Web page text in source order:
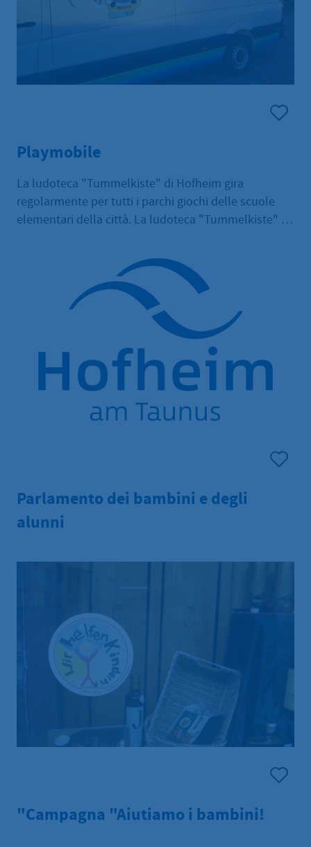
Playmobile
La ludoteca "Tummelkiste" di Hofheim gira
regolarmente per tutti i parchi giochi delle scuole
elementari della città. La ludoteca "Tummelkiste" di
ludiche educative per migliorare l'apprendimento e il
tempo libero. La ludoteca può essere noleggiata
anche per feste di club e aziendali.
Parlamento dei bambini e degli
alunni
"Campagna "Aiutiamo i bambini!